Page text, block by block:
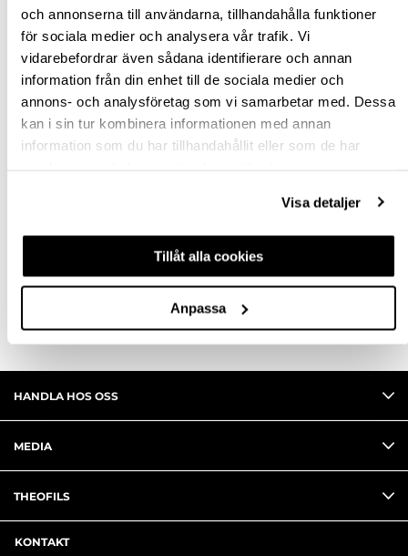
och annonserna till användarna, tillhandahålla funktioner
för sociala medier och analysera vår trafik. Vi
vidarebefordrar även sådana identifierare och annan
information från din enhet till de sociala medier och
annons- och analysföretag som vi samarbetar med. Dessa
kan i sin tur kombinera informationen med annan
information som du har tillhandahållit eller som de har
Visa detaljer
Tillåt alla cookies
Anpassa
VÄLJ VARIANT
Snabba leveranser
Hämta i butik
Ledande leverantör i Sverige
RECENSIONER
HANDLA HOS OSS
MEDIA
THEOFILS
KONTAKT